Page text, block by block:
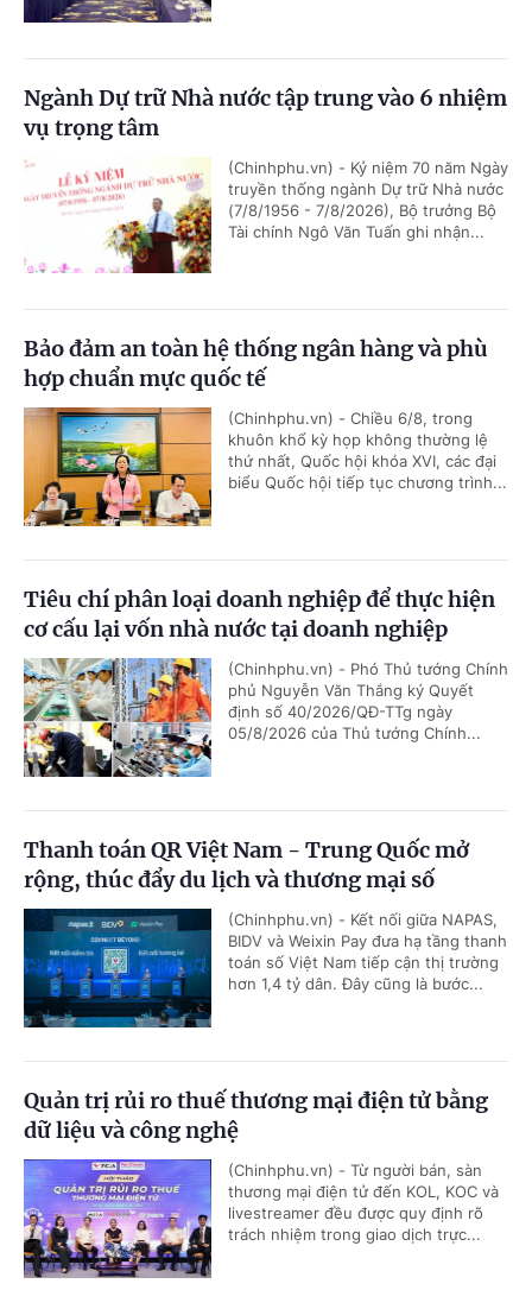
Ngành Dự trữ Nhà nước tập trung vào 6 nhiệm
vụ trọng tâm
(Chinhphu.vn) - Kỷ niệm 70 năm Ngày
truyền thống ngành Dự trữ Nhà nước
(7/8/1956 - 7/8/2026), Bộ trưởng Bộ
Tài chính Ngô Văn Tuấn ghi nhận...
Bảo đảm an toàn hệ thống ngân hàng và phù
hợp chuẩn mực quốc tế
(Chinhphu.vn) - Chiều 6/8, trong
khuôn khổ kỳ họp không thường lệ
thứ nhất, Quốc hội khóa XVI, các đại
biểu Quốc hội tiếp tục chương trình...
Tiêu chí phân loại doanh nghiệp để thực hiện
cơ cấu lại vốn nhà nước tại doanh nghiệp
(Chinhphu.vn) - Phó Thủ tướng Chính
phủ Nguyễn Văn Thắng ký Quyết
định số 40/2026/QĐ-TTg ngày
05/8/2026 của Thủ tướng Chính...
Thanh toán QR Việt Nam - Trung Quốc mở
rộng, thúc đẩy du lịch và thương mại số
(Chinhphu.vn) - Kết nối giữa NAPAS,
BIDV và Weixin Pay đưa hạ tầng thanh
toán số Việt Nam tiếp cận thị trường
hơn 1,4 tỷ dân. Đây cũng là bước...
Quản trị rủi ro thuế thương mại điện tử bằng
dữ liệu và công nghệ
(Chinhphu.vn) - Từ người bán, sàn
thương mại điện tử đến KOL, KOC và
livestreamer đều được quy định rõ
trách nhiệm trong giao dịch trực...